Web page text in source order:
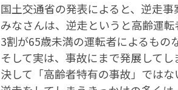
国土交通省の発表によると、逆走
みなさんは、逆走というと高齢運
3割が65歳未満の運転者によるもの
そして実は、事故にまで発展して
決して「高齢者特有の事故」ではな